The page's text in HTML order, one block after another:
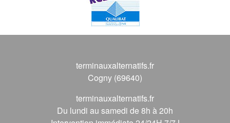
terminauxalternatifs.fr
Cogny (69640)
terminauxalternatifs.fr
Du lundi au samedi de 8h à 20h